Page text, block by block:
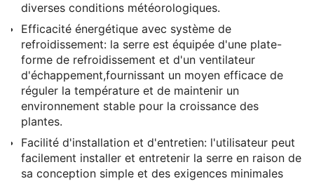
diverses conditions météorologiques.
Efficacité énergétique avec système de
refroidissement: la serre est équipée d'une plate-
forme de refroidissement et d'un ventilateur
d'échappement,fournissant un moyen efficace de
réguler la température et de maintenir un
environnement stable pour la croissance des
plantes.
Facilité d'installation et d'entretien: l'utilisateur peut
facilement installer et entretenir la serre en raison de
sa conception simple et des exigences minimales